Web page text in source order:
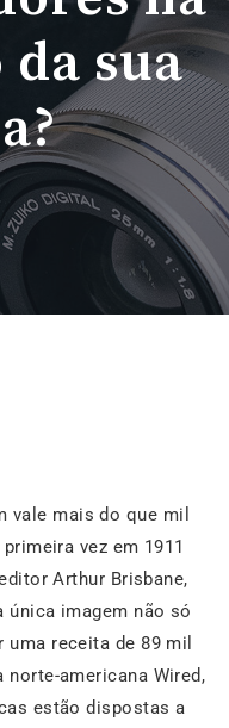
sua
vale mais do que mil
vez em 1911
Arthur Brisbane,
única imagem não só
receita de 89 mil
norte-americana Wired,
estão dispostas a